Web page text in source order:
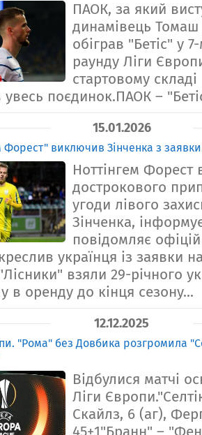
ПАОК, за який
динамівець
обіграв "Бетіс" у
раунду Ліги
стартовому
увесь поєдинок.ПАОК –
15.01.2026
Форест" виключив Зінченка з
Ноттінгем Форест
дострокового
угоди лівого
Зінченка,
повідомляє
українця із заявки
взяли 29-річного
в оренду до кінця сезону...
12.12.2025
"Рома" без Довбика розгромила
Відбулися матчі
Ліги
Скайлз, 6 (аг),